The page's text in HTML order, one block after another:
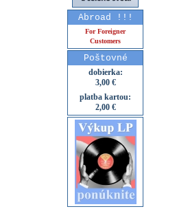
Abroad !!!
For Foreigner
Customers
Poštovné
dobierka:
3,00 €
platba kartou:
2,00 €